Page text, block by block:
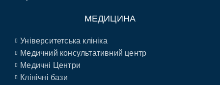
МЕДИЦИНА
Університетська клініка
Медичний консультативний центр
Медичні Центри
Клінічні бази